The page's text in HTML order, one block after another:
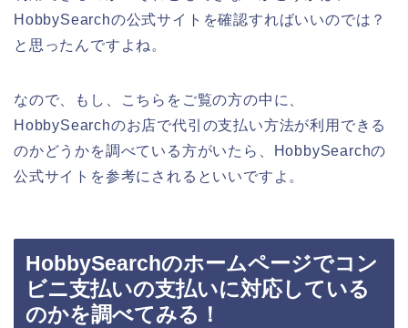
HobbySearchの公式サイトを確認すればいいのでは？
と思ったんですよね。
なので、もし、こちらをご覧の方の中に、
HobbySearchのお店で代引の支払い方法が利用できる
のかどうかを調べている方がいたら、HobbySearchの
公式サイトを参考にされるといいですよ。
HobbySearchのホームページでコン
ビニ支払いの支払いに対応している
のかを調べてみる！